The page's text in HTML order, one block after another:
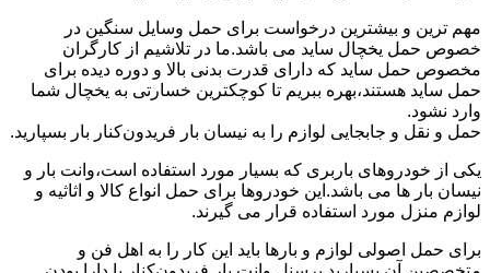
مهم ترین و بیشترین درخواست برای حمل وسایل سنگین در
خصوص حمل یخچال ساید می باشد.ما در تلاشیم از کارگران
مخصوص حمل ساید که دارای قدرت بدنی بالا و دوره دیده برای
حمل ساید هستند،بهره ببریم تا کوچکترین خسارتی به یخچال شما
وارد نشود.
حمل و نقل و جابجایی لوازم را به نیسان بار فریدون‌کنار بار بسپارید.
یکی از خودروهای باربری که بسیار مورد استفاده است،وانت بار و
نیسان بار ها می باشد.این خودروها برای حمل انواع کالا و اثاثیه و
لوازم منزل مورد استفاده قرار می گیرند.
برای حمل اصولی لوازم و بارها باید این کار را به اهل فن و